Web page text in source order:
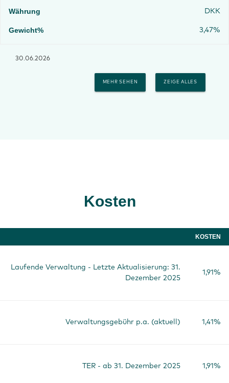
DKK
3,47%
30.06.2026
MEHR SEHEN ZEIGE ALLES
Kosten
KOSTEN
Laufende Verwaltung - Letzte Aktualisierung: 31.
Dezember 2025
1,91%
Verwaltungsgebühr p.a. (aktuell) 1,41%
TER - ab 31. Dezember 2025 1,91%